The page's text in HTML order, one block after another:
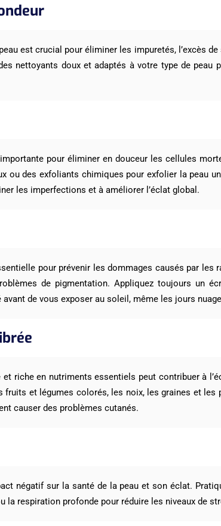
est crucial pour éliminer les impuretés, l’excès
nettoyants doux et adaptés à votre type de
pour éliminer en douceur les cellules
ou des exfoliants chimiques pour exfolier la peau
les imperfections et à améliorer l’éclat global.
pour prévenir les dommages causés par les
de pigmentation. Appliquez toujours un
de vous exposer au soleil, même les jours
riche en nutriments essentiels peut contribuer à
fruits et légumes colorés, les noix, les graines et
causer des problèmes cutanés.
négatif sur la santé de la peau et son éclat.
la respiration profonde pour réduire les niveaux de